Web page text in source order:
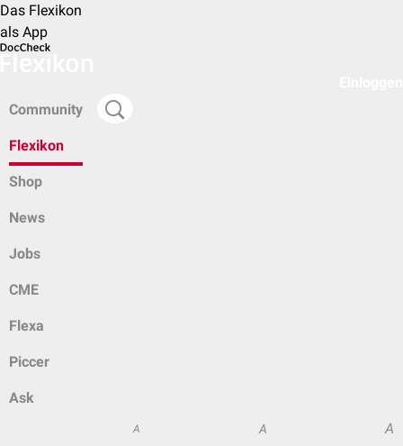
Das Flexikon
als App
Community
Flexikon
Shop
News
Jobs
CME
Flexa
Piccer
Ask
A A A